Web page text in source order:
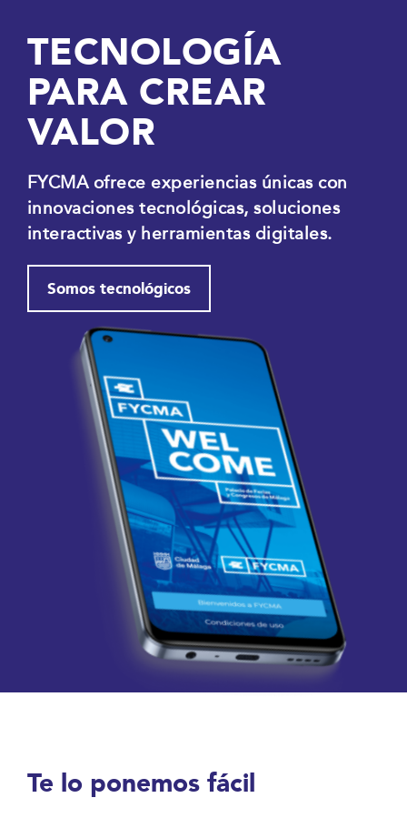
TECNOLOGÍA
PARA CREAR
VALOR
FYCMA ofrece experiencias únicas con
innovaciones tecnológicas, soluciones
interactivas y herramientas digitales.
Somos tecnológicos
Te lo ponemos fácil